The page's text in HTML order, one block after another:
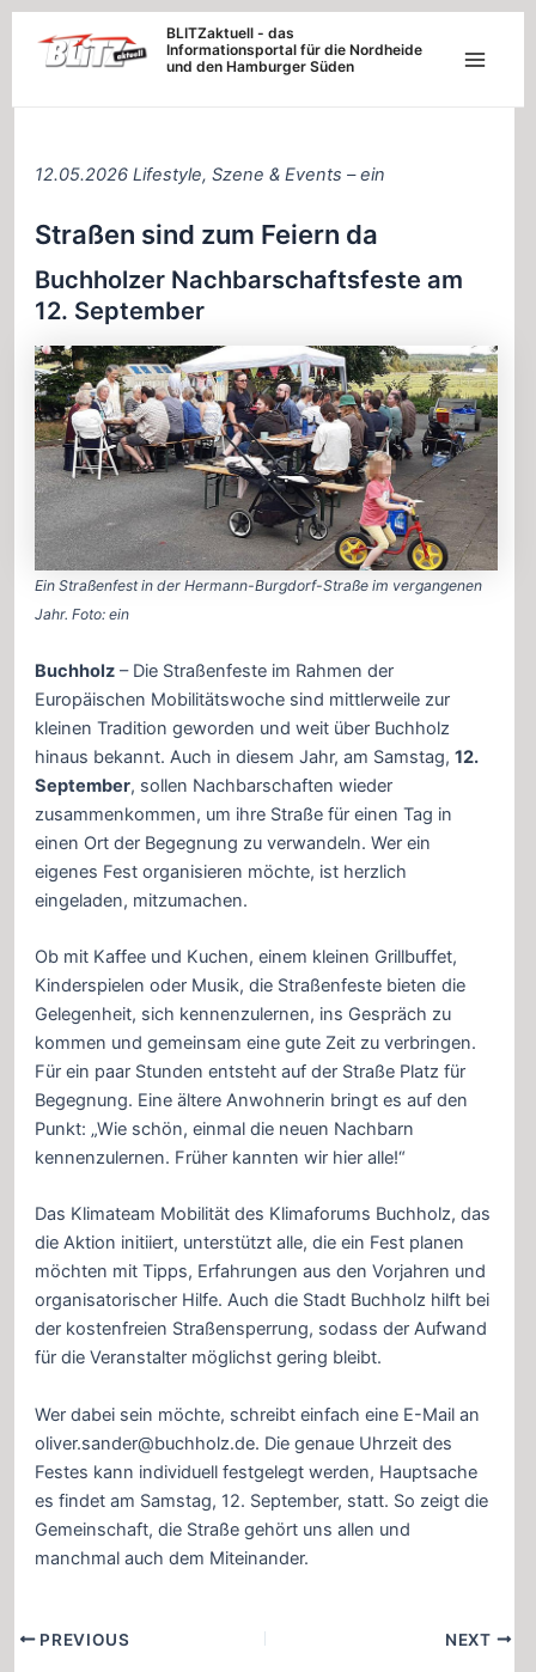
Inhalt
BLITZaktuell - das
Informationsportal für die Nordheide
und den Hamburger Süden
12.05.2026 Lifestyle, Szene & Events – ein
Straßen sind zum Feiern da
Buchholzer Nachbarschaftsfeste am
12. September
Ein Straßenfest in der Hermann-Burgdorf-Straße im vergangenen
Jahr. Foto: ein
Buchholz– Die Straßenfeste im Rahmen der
Europäischen Mobilitätswoche sind mittlerweile zur
kleinen Tradition geworden und weit über Buchholz
hinaus bekannt. Auch in diesem Jahr, am Samstag, 12.
September, sollen Nachbarschaften wieder
zusammenkommen, um ihre Straße für einen Tag in
einen Ort der Begegnung zu verwandeln. Wer ein
eigenes Fest organisieren möchte, ist herzlich
eingeladen, mitzumachen.
Ob mit Kaffee und Kuchen, einem kleinen Grillbuffet,
Kinderspielen oder Musik, die Straßenfeste bieten die
Gelegenheit, sich kennenzulernen, ins Gespräch zu
kommen und gemeinsam eine gute Zeit zu verbringen.
Für ein paar Stunden entsteht auf der Straße Platz für
Begegnung. Eine ältere Anwohnerin bringt es auf den
Punkt: „Wie schön, einmal die neuen Nachbarn
kennenzulernen. Früher kannten wir hier alle!“
Das Klimateam Mobilität des Klimaforums Buchholz, das
die Aktion initiiert, unterstützt alle, die ein Fest planen
möchten mit Tipps, Erfahrungen aus den Vorjahren und
organisatorischer Hilfe. Auch die Stadt Buchholz hilft bei
der kostenfreien Straßensperrung, sodass der Aufwand
für die Veranstalter möglichst gering bleibt.
Wer dabei sein möchte, schreibt einfach eine E-Mail an
oliver.sander@buchholz.de. Die genaue Uhrzeit des
Festes kann individuell festgelegt werden, Hauptsache
es findet am Samstag, 12. September, statt. So zeigt die
Gemeinschaft, die Straße gehört uns allen und
manchmal auch dem Miteinander.
PostPREVIOUS NEXT